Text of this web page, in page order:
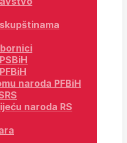
naroda PFBiH
naroda RS